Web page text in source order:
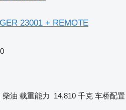
23001 + REMOTE
柴油 载重能力 14,810 千克 车桥配置